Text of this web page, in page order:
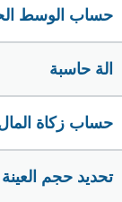
حساب الوسط
الة حاسبة
حساب زكاة
تحديد حجم